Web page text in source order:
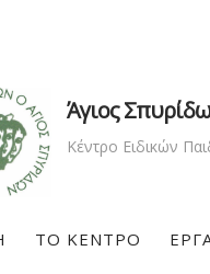
Άγιος
Κέντρο Ειδικών
ΤΟ ΚΕΝΤΡΟ